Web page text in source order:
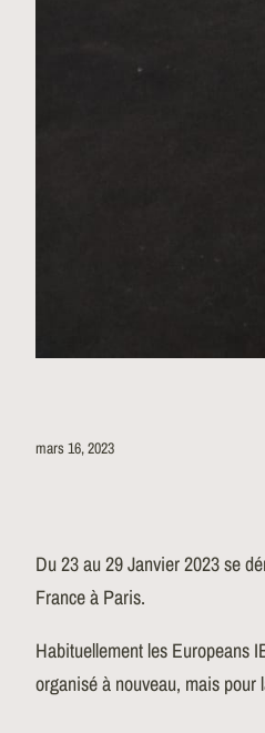
mars 16, 2023
Du 23 au 29 Janvier 2023 se
France à Paris.
Habituellement les Europeans
organisé à nouveau, mais pour